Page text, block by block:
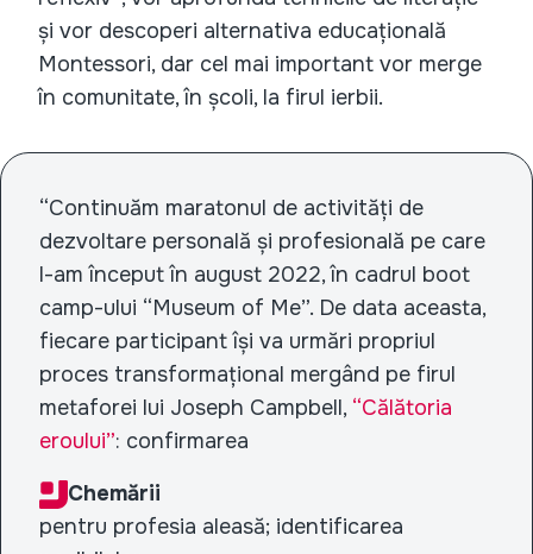
și vor descoperi alternativa educațională
Montessori, dar cel mai important vor merge
în comunitate, în școli, la firul ierbii.
“Continuăm maratonul de activități de
dezvoltare personală și profesională pe care
l-am început în august 2022, în cadrul boot
camp-ului “Museum of Me”. De data aceasta,
fiecare participant își va urmări propriul
proces transformațional mergând pe firul
metaforei lui Joseph Campbell,“Călătoria
eroului”: confirmarea
Chemării
pentru profesia aleasă; identificarea